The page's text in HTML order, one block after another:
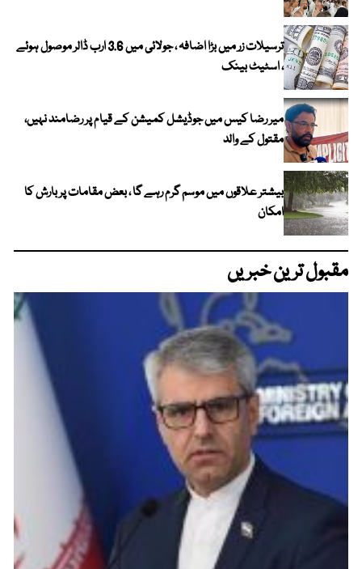
ترسیلات زر میں بڑا اضافہ ، جولائی میں 3.6 ارب ڈالر موصول ہوئے
، اسٹیٹ بینک
میر رضا کیس میں جوڈیشل کمیشن کے قیام پر رضامند نہیں،
مقتول کے والد
بیشتر علاقوں میں موسم گرم رہے گا ، بعض مقامات پر بارش کا
امکان
مقبول ترین خبریں